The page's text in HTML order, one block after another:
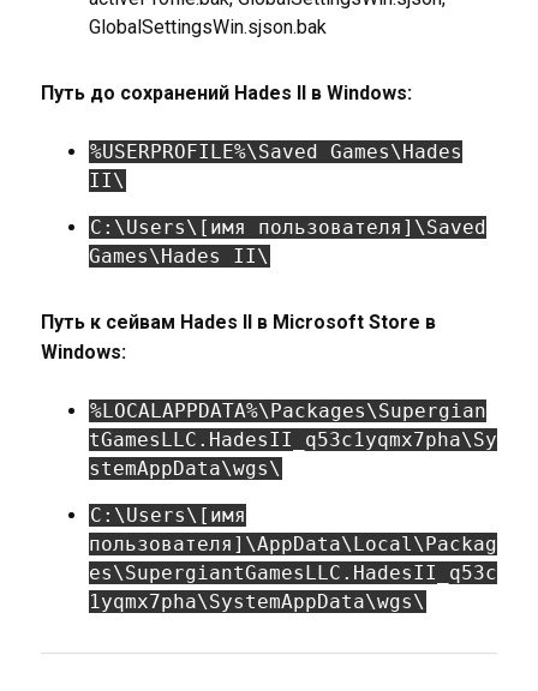
GlobalSettingsWin.sjson.bak
Путь до сохранений Hades II в Windows:
%USERPROFILE%\Saved Games\Hades
II\
C:\Users\[имя пользователя]\Saved
Games\Hades II\
Путь к сейвам Hades II в Microsoft Store в
Windows:
%LOCALAPPDATA%\Packages\Supergian
tGamesLLC.HadesII_q53c1yqmx7pha\Sy
stemAppData\wgs\
C:\Users\[имя
пользователя]\AppData\Local\Packag
es\SupergiantGamesLLC.HadesII_q53c
1yqmx7pha\SystemAppData\wgs\